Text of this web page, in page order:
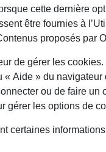
cette dernière
être fournies à
proposés par
de gérer les
Aide » du
ou de faire
gérer les options de
certaines